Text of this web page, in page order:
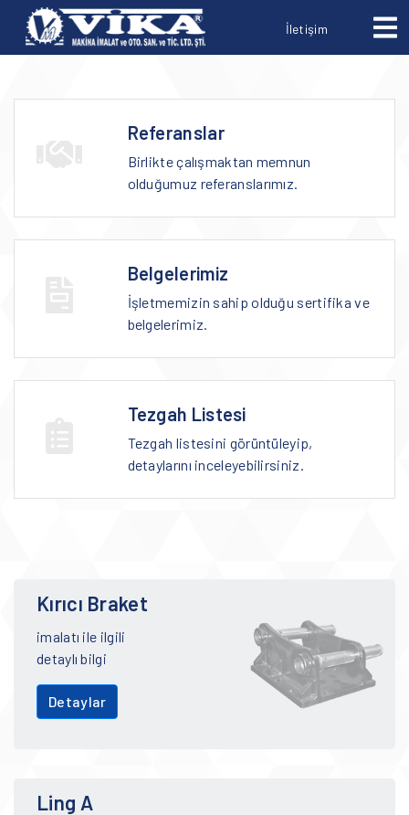
İletişim
Referanslar
Birlikte çalışmaktan memnun
olduğumuz referanslarımız.
Belgelerimiz
İşletmemizin sahip olduğu sertifika ve
belgelerimiz.
Tezgah Listesi
Tezgah listesini görüntüleyip,
detaylarını inceleyebilirsiniz.
Kırıcı Braket
imalatı ile ilgili
detaylı bilgi
Detaylar
Ling A